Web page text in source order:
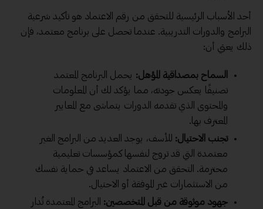
أحد الأسباب الرئيسية للتحقق من رقم الاعتماد هو تأكيد شرعية
البرامج والدورات التدريبية. عندما تحصل على برنامج معتمد، فإن
ذلك يعني أن:
السماح بمصداقية المؤهل: يحمل البرنامج المعتمد
تصنيفًا يعكس جودته، مما يؤكد لك أن المعلومات
والمحتوى الذي تقدمه الدورات يتماشى مع المعايير
المعترف بها.
تجنب الاحتيال: للأسف، يوجد العديد من البرامج الغير
معتمدة التي قد تروج لنفسها كمؤسسات تعليمية
محترمة. التحقق من الاعتماد يساعد في حماية نفسك
من الاستثمارات غير الموفقة أو الاحتيال.
جهود موثوقة من قبل المتخصصين: البرامج المعتمدة تُدار